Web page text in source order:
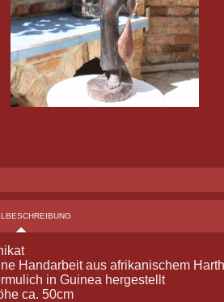
Handarbeit aus afrikanischem
in Guinea hergestellt
ca. 50cm